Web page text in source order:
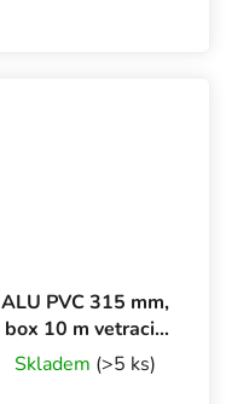
ALU PVC 315 mm,
box 10 m vetracie
potrubie
Skladem (>5 ks)